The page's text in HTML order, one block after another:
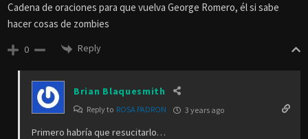
Cadena de oraciones para que vuelva George Romero, él si sabe
hacer cosas de zombies
0 Reply
Brian Blaquesmith
Reply to ROSA PADRON 3 years ago
Primero habría que resucitarlo…